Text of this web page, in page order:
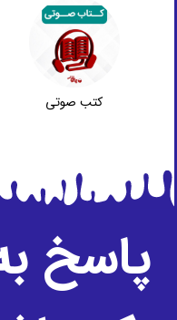
کتب صوتی
پاسخ